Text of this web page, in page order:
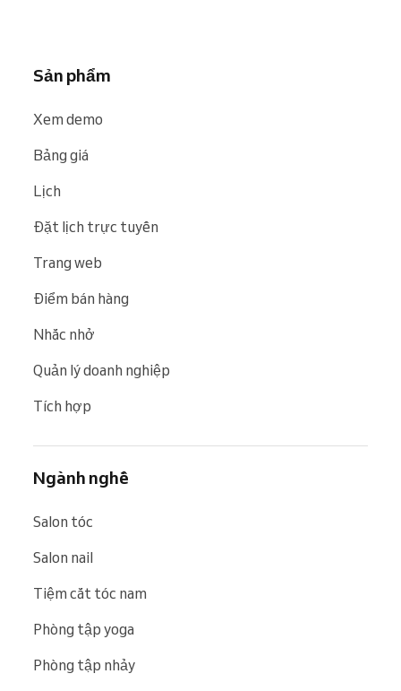
Sản phẩm
Xem demo
Bảng giá
Lịch
Đặt lịch trực tuyến
Trang web
Điểm bán hàng
Nhắc nhở
Quản lý doanh nghiệp
Tích hợp
Ngành nghề
Salon tóc
Salon nail
Tiệm cắt tóc nam
Phòng tập yoga
Phòng tập nhảy